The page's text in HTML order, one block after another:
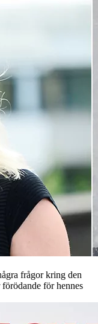
frågor kring den
för hennes